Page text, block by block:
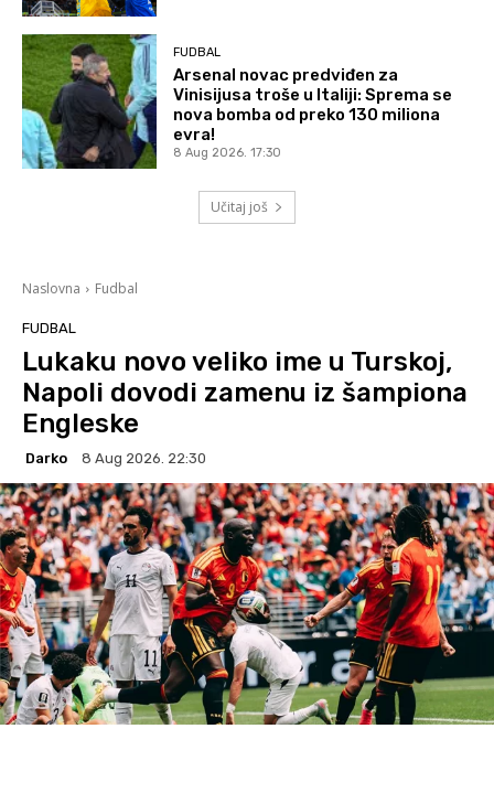
FUDBAL
Arsenal novac predviđen za
Vinisijusa troše u Italiji: Sprema se
nova bomba od preko 130 miliona
evra!
8 Aug 2026. 17:30
Učitaj još